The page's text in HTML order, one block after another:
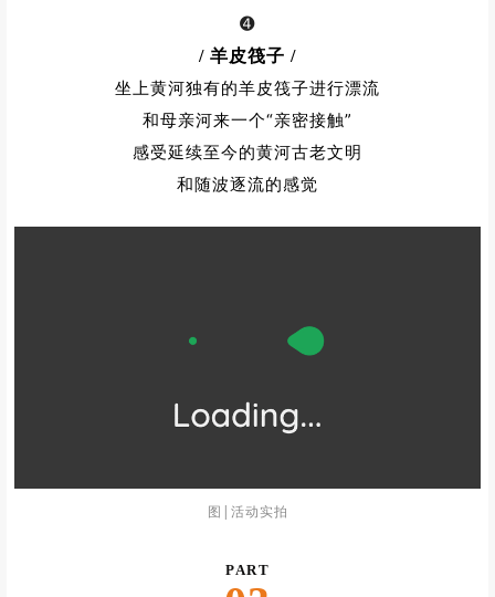
图|活动实拍
➍
和母亲河来一个“亲密接触”
和随波逐流的感觉